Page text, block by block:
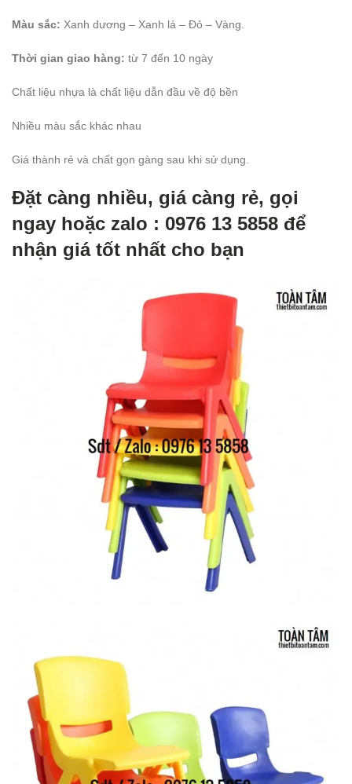
Màu sắc: Xanh dương – Xanh lá – Đỏ – Vàng.
Thời gian giao hàng: từ 7 đến 10 ngày
Chất liệu nhựa là chất liệu dẫn đầu về độ bền
Nhiều màu sắc khác nhau
Giá thành rẻ và chất gọn gàng sau khi sử dụng.
Đặt càng nhiều, giá càng rẻ, gọi
ngay hoặc zalo : 0976 13 5858 để
nhận giá tốt nhất cho bạn